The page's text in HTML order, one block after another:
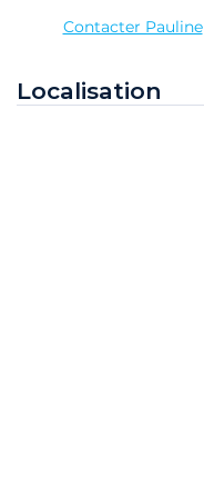
Contacter Pauline
Localisation